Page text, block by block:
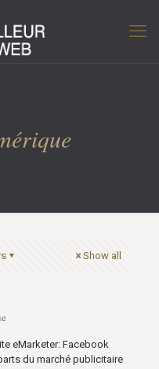
Show all
eMarketer: Facebook
du marché publicitaire